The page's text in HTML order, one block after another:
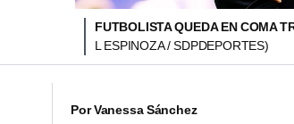
FUTBOLISTA QUEDA EN COMA
L ESPINOZA / SDPDEPORTES)
PorVanessa Sánchez